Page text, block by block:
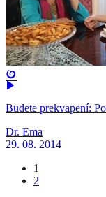
Budete prekvapení:
Dr. Ema
29. 08. 2014
1
2